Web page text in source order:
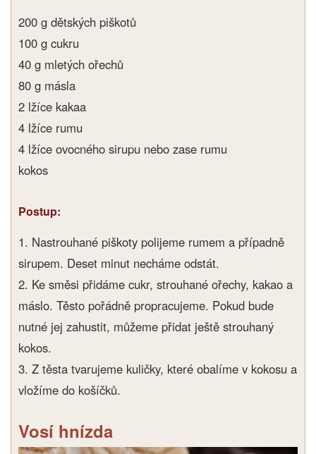
200 g dětských piškotů
100 g cukru
40 g mletých ořechů
80 g másla
2 lžíce kakaa
4 lžíce rumu
4 lžíce ovocného sirupu nebo zase rumu
kokos
Postup:
1. Nastrouhané piškoty polijeme rumem a případně
sirupem. Deset minut necháme odstát.
2. Ke směsi přidáme cukr, strouhané ořechy, kakao a
máslo. Těsto pořádně propracujeme. Pokud bude
nutné jej zahustit, můžeme přidat ještě strouhaný
kokos.
3. Z těsta tvarujeme kuličky, které obalíme v kokosu a
vložíme do košíčků.
Vosí hnízda